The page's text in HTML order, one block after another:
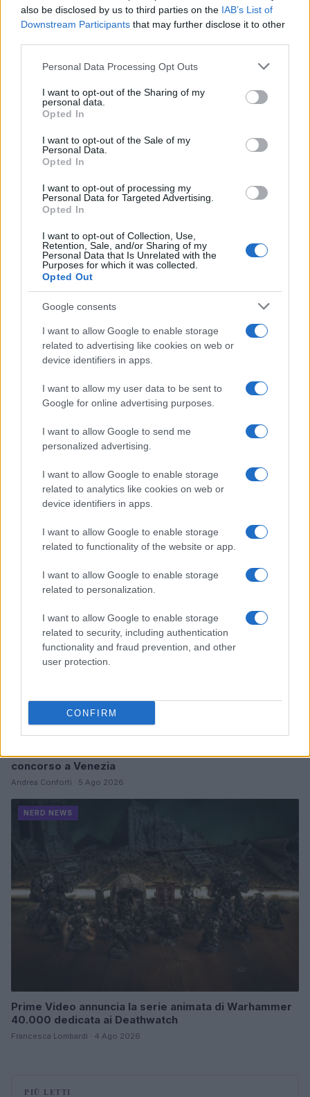
also be disclosed by us to third parties on the IAB’s List of
Downstream Participants that may further disclose it to other
Please note that this website/app uses one or more Google
not limited to your visit or usage behaviour. You may click to
grant or deny consent to Google and its third-party tags to
use your data for below specified purposes in below Google
consent section.
Personal Data Processing Opt Outs
I want to opt-out of the Sharing of my
personal data.
Opted In
I want to opt-out of the Sale of my
Personal Data.
Opted In
I want to opt-out of processing my
Personal Data for Targeted Advertising.
Opted In
I want to opt-out of Collection, Use,
Retention, Sale, and/or Sharing of my
Personal Data that Is Unrelated with the
Purposes for which it was collected.
Opted Out
Google consents
I want to allow Google to enable storage
related to advertising like cookies on web or
device identifiers in apps.
I want to allow my user data to be sent to
Google for online advertising purposes.
I want to allow Google to send me
personalized advertising.
I want to allow Google to enable storage
related to analytics like cookies on web or
device identifiers in apps.
I want to allow Google to enable storage
related to functionality of the website or app.
I want to allow Google to enable storage
related to personalization.
I want to allow Google to enable storage
related to security, including authentication
functionality and fraud prevention, and other
user protection.
CONFIRM
Continua a leggere
NERD NEWS
Malescomics 2026: eventi, ospiti e attività in Valle
Andrea Conforti · 5 Ago 2026
The Echo Chamber: il nuovo film di Andrea Pallaoro in
concorso a Venezia
Andrea Conforti · 5 Ago 2026
NERD NEWS
Prime Video annuncia la serie animata di Warhammer
40.000 dedicata ai Deathwatch
Francesca Lombardi · 4 Ago 2026
PIÙ LETTI